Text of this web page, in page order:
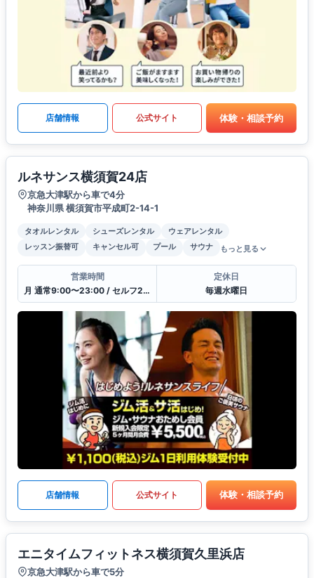
店舗情報 公式サイト 体験・相談予約
ルネサンス横須賀24店
京急大津駅から車で4分
神奈川県 横須賀市平成町2-14-1
タオルレンタル シューズレンタル
ウェアレンタル
レッスン振替可
キャンセル可 プール サウナ もっと見る
営業時間
月 通常9:00〜23:00 / セルフ23:00〜9:00 / 受付10:00〜21:00
定休日
毎週水曜日
店舗情報 公式サイト 体験・相談予約
エニタイムフィットネス横須賀久里浜店
京急大津駅から車で5分